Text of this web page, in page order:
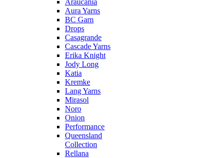
Araucania
Aura Yarns
BC Garn
Drops
Casagrande
Cascade Yarns
Erika Knight
Jody Long
Katia
Kremke
Lang Yarns
Mirasol
Noro
Onion
Performance
Queensland
Collection
Rellana